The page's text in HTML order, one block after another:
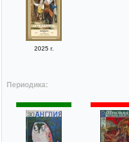
2025 г.
Периодика: